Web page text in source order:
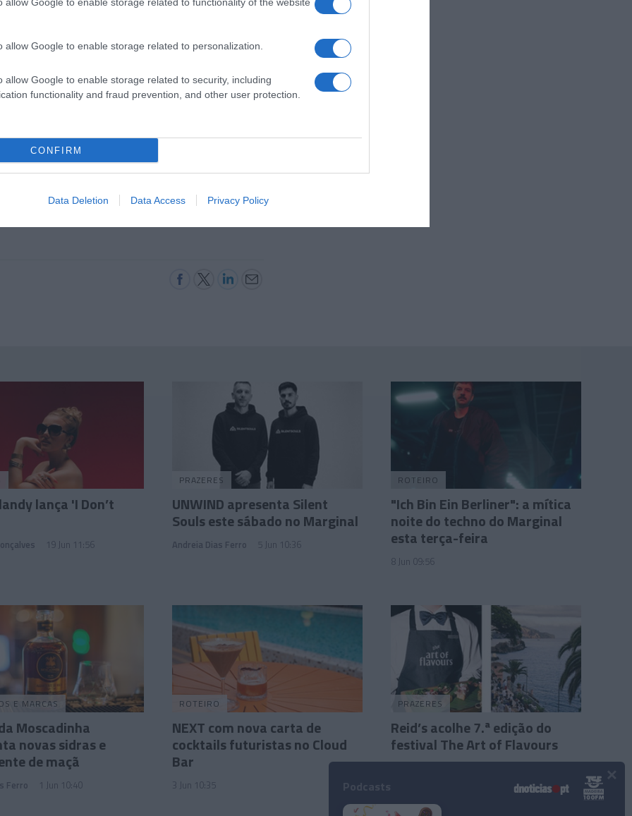
allow Google to enable storage related to personalization.
allow Google to enable storage related to security, including
functionality and fraud prevention, and other user protection.
CONFIRM
Data Deletion Data Access Privacy Policy
Play' apresenta também pré-vendas de
como Lego e também livros.
promove o Mercado do Livro e a
5 e 26 de Julho, respectivamente.
uma campanha multimeios, presente em
e folheto, desenvolvida pela Fuel, que
importância que os momentos de lazer
de os incluir na rotina", termina.
lança 'I Don’t
19 Jun 11:56
PRAZERES
UNWIND apresenta Silent
Souls este sábado no Marginal
Andreia Dias Ferro 5 Jun 10:36
ROTEIRO
"Ich Bin Ein Berliner": a mítica
noite do techno do Marginal
esta terça-feira
8 Jun 09:56
E MARCAS
Moscadinha
novas sidras e
de maçã
Ferro 1 Jun 10:40
ROTEIRO
NEXT com nova carta de
cocktails futuristas no Cloud
Bar
3 Jun 10:35
PRAZERES
Reid’s acolhe 7.ª edição do
festival The Art of Flavours
×